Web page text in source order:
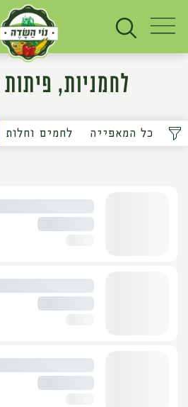
לחמניות, פיתות
כל המאפייה לחמים וחלות